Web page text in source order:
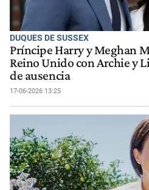
DUQUES DE SUSSEX
Príncipe Harry y Meghan
Reino Unido con Archie y
de ausencia
17-06-2026 13:25